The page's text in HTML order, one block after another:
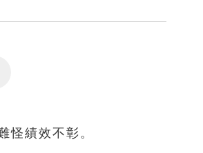
怪績效不彰。